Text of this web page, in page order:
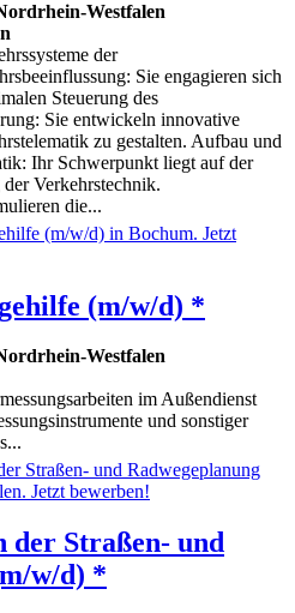
Westfalen
der
Sie engagieren sich
Steuerung des
Sie entwickeln innovative
zu gestalten. Aufbau und
Ihr Schwerpunkt liegt auf der
Verkehrstechnik.
die...
(m/w/d) *
Westfalen
im Außendienst
und sonstiger
Straßen- und
w/d) *